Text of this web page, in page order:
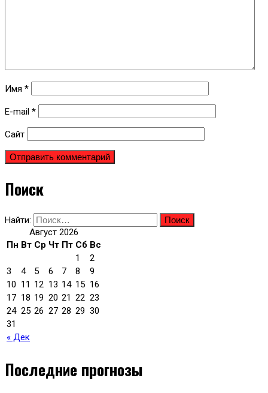
Имя *
E-mail *
Сайт
Поиск
Найти:
Август 2026
Пн Вт Ср Чт Пт Сб Вс
« Дек
1
2
3
4 5 6 7 8
9
10 11 12 13 14 15 16
17 18 19 20 21 22 23
24 25 26 27 28 29 30
31
Последние прогнозы